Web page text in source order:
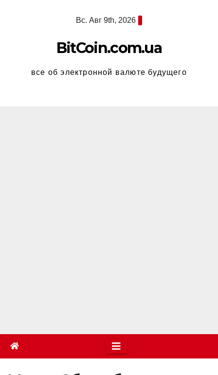
Вс. Авг 9th, 2026
BitCoin.com.ua
все об электронной валюте будущего